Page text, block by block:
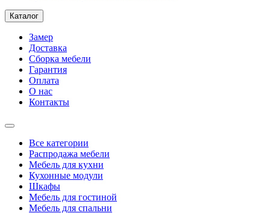
Каталог
Замер
Доставка
Сборка мебели
Гарантия
Оплата
О нас
Контакты
Все категории
Распродажа мебели
Мебель для кухни
Кухонные модули
Шкафы
Мебель для гостиной
Мебель для спальни